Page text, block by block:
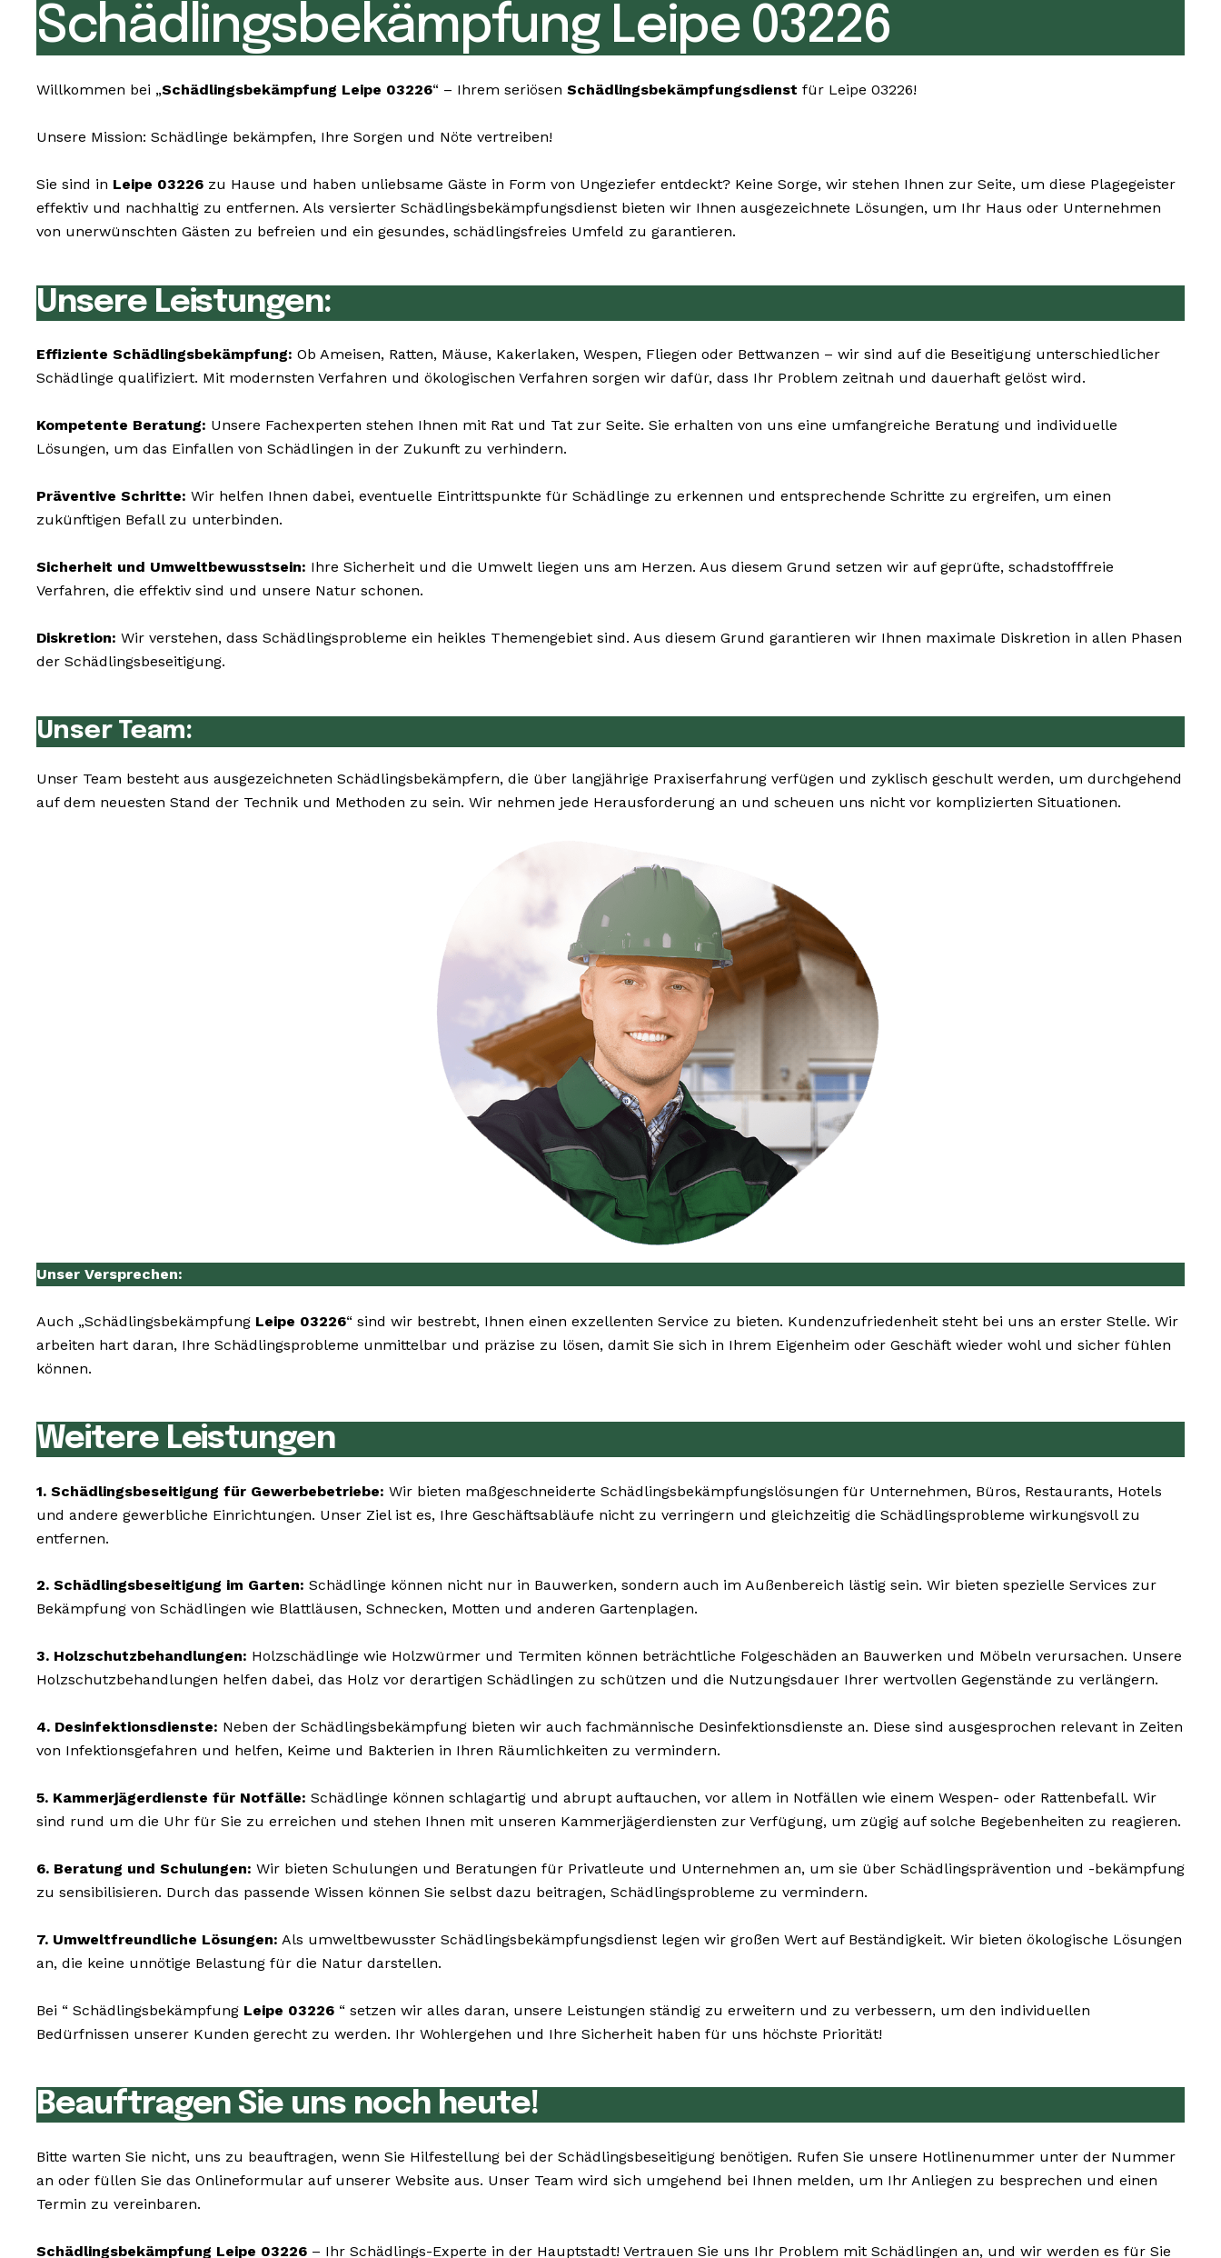
Schädlingsbekämpfung Leipe 03226
Willkommen bei „Schädlingsbekämpfung Leipe 03226“ – Ihrem seriösen Schädlingsbekämpfungsdienst für Leipe 03226!
Unsere Mission: Schädlinge bekämpfen, Ihre Sorgen und Nöte vertreiben!
Sie sind in Leipe 03226 zu Hause und haben unliebsame Gäste in Form von Ungeziefer entdeckt? Keine Sorge, wir stehen Ihnen zur Seite, um diese Plagegeister
effektiv und nachhaltig zu entfernen. Als versierter Schädlingsbekämpfungsdienst bieten wir Ihnen ausgezeichnete Lösungen, um Ihr Haus oder Unternehmen
von unerwünschten Gästen zu befreien und ein gesundes, schädlingsfreies Umfeld zu garantieren.
Unsere Leistungen:
Effiziente Schädlingsbekämpfung: Ob Ameisen, Ratten, Mäuse, Kakerlaken, Wespen, Fliegen oder Bettwanzen – wir sind auf die Beseitigung unterschiedlicher
Schädlinge qualifiziert. Mit modernsten Verfahren und ökologischen Verfahren sorgen wir dafür, dass Ihr Problem zeitnah und dauerhaft gelöst wird.
Kompetente Beratung: Unsere Fachexperten stehen Ihnen mit Rat und Tat zur Seite. Sie erhalten von uns eine umfangreiche Beratung und individuelle
Lösungen, um das Einfallen von Schädlingen in der Zukunft zu verhindern.
Präventive Schritte: Wir helfen Ihnen dabei, eventuelle Eintrittspunkte für Schädlinge zu erkennen und entsprechende Schritte zu ergreifen, um einen
zukünftigen Befall zu unterbinden.
Sicherheit und Umweltbewusstsein: Ihre Sicherheit und die Umwelt liegen uns am Herzen. Aus diesem Grund setzen wir auf geprüfte, schadstofffreie
Verfahren, die effektiv sind und unsere Natur schonen.
Diskretion: Wir verstehen, dass Schädlingsprobleme ein heikles Themengebiet sind. Aus diesem Grund garantieren wir Ihnen maximale Diskretion in allen Phasen
der Schädlingsbeseitigung.
Unser Team:
Unser Team besteht aus ausgezeichneten Schädlingsbekämpfern, die über langjährige Praxiserfahrung verfügen und zyklisch geschult werden, um durchgehend
auf dem neuesten Stand der Technik und Methoden zu sein. Wir nehmen jede Herausforderung an und scheuen uns nicht vor komplizierten Situationen.
Unser Versprechen:
Auch „Schädlingsbekämpfung Leipe 03226“ sind wir bestrebt, Ihnen einen exzellenten Service zu bieten. Kundenzufriedenheit steht bei uns an erster Stelle. Wir
arbeiten hart daran, Ihre Schädlingsprobleme unmittelbar und präzise zu lösen, damit Sie sich in Ihrem Eigenheim oder Geschäft wieder wohl und sicher fühlen
können.
Weitere Leistungen
1. Schädlingsbeseitigung für Gewerbebetriebe: Wir bieten maßgeschneiderte Schädlingsbekämpfungslösungen für Unternehmen, Büros, Restaurants, Hotels
und andere gewerbliche Einrichtungen. Unser Ziel ist es, Ihre Geschäftsabläufe nicht zu verringern und gleichzeitig die Schädlingsprobleme wirkungsvoll zu
entfernen.
2. Schädlingsbeseitigung im Garten: Schädlinge können nicht nur in Bauwerken, sondern auch im Außenbereich lästig sein. Wir bieten spezielle Services zur
Bekämpfung von Schädlingen wie Blattläusen, Schnecken, Motten und anderen Gartenplagen.
3. Holzschutzbehandlungen: Holzschädlinge wie Holzwürmer und Termiten können beträchtliche Folgeschäden an Bauwerken und Möbeln verursachen. Unsere
Holzschutzbehandlungen helfen dabei, das Holz vor derartigen Schädlingen zu schützen und die Nutzungsdauer Ihrer wertvollen Gegenstände zu verlängern.
4. Desinfektionsdienste: Neben der Schädlingsbekämpfung bieten wir auch fachmännische Desinfektionsdienste an. Diese sind ausgesprochen relevant in Zeiten
von Infektionsgefahren und helfen, Keime und Bakterien in Ihren Räumlichkeiten zu vermindern.
5. Kammerjägerdienste für Notfälle: Schädlinge können schlagartig und abrupt auftauchen, vor allem in Notfällen wie einem Wespen- oder Rattenbefall. Wir
sind rund um die Uhr für Sie zu erreichen und stehen Ihnen mit unseren Kammerjägerdiensten zur Verfügung, um zügig auf solche Begebenheiten zu reagieren.
6. Beratung und Schulungen: Wir bieten Schulungen und Beratungen für Privatleute und Unternehmen an, um sie über Schädlingsprävention und -bekämpfung
zu sensibilisieren. Durch das passende Wissen können Sie selbst dazu beitragen, Schädlingsprobleme zu vermindern.
7. Umweltfreundliche Lösungen: Als umweltbewusster Schädlingsbekämpfungsdienst legen wir großen Wert auf Beständigkeit. Wir bieten ökologische Lösungen
an, die keine unnötige Belastung für die Natur darstellen.
Bei “ Schädlingsbekämpfung Leipe 03226 “ setzen wir alles daran, unsere Leistungen ständig zu erweitern und zu verbessern, um den individuellen
Bedürfnissen unserer Kunden gerecht zu werden. Ihr Wohlergehen und Ihre Sicherheit haben für uns höchste Priorität!
Beauftragen Sie uns noch heute!
Bitte warten Sie nicht, uns zu beauftragen, wenn Sie Hilfestellung bei der Schädlingsbeseitigung benötigen. Rufen Sie unsere Hotlinenummer unter der Nummer
an oder füllen Sie das Onlineformular auf unserer Website aus. Unser Team wird sich umgehend bei Ihnen melden, um Ihr Anliegen zu besprechen und einen
Termin zu vereinbaren.
Schädlingsbekämpfung Leipe 03226 – Ihr Schädlings-Experte in der Hauptstadt! Vertrauen Sie uns Ihr Problem mit Schädlingen an, und wir werden es für Sie